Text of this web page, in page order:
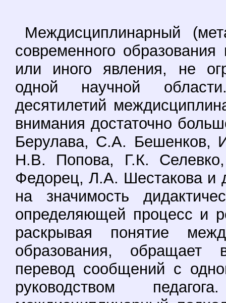
Междисциплинарный
современного образования
или иного явления, не
одной научной
десятилетий
внимания достаточно
Берулава, С.А. Бешенков,
Н.В. Попова, Г.К.
Федорец, Л.А. Шестакова и
на значимость
определяющей процесс и
раскрывая понятие
образования, обращает
перевод сообщений с
руководством